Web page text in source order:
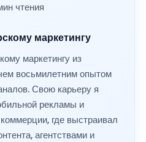
чтения
маркетингу
маркетингу из
восьмилетним опытом
Свою карьеру я
рекламы и
где выстраивал
агентствами и